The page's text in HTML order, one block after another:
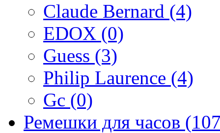
Claude Bernard (4)
EDOX (0)
Guess (3)
Philip Laurence (4)
Gc (0)
Ремешки для часов